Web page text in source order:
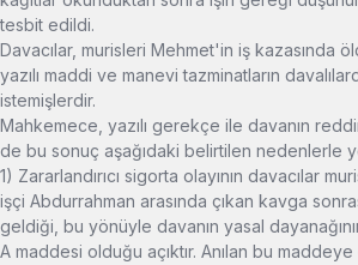
tesbit edildi.
Davacılar, murisleri Mehmet'in iş kazasında
yazılı maddi ve manevi tazminatların
istemişlerdir.
Mahkemece, yazılı gerekçe ile davanın
de bu sonuç aşağıdaki belirtilen nedenlerle
1) Zararlandırıcı sigorta olayının davacılar
işçi Abdurrahman arasında çıkan kavga
geldiği, bu yönüyle davanın yasal dayanağının
A maddesi olduğu açıktır. Anılan bu